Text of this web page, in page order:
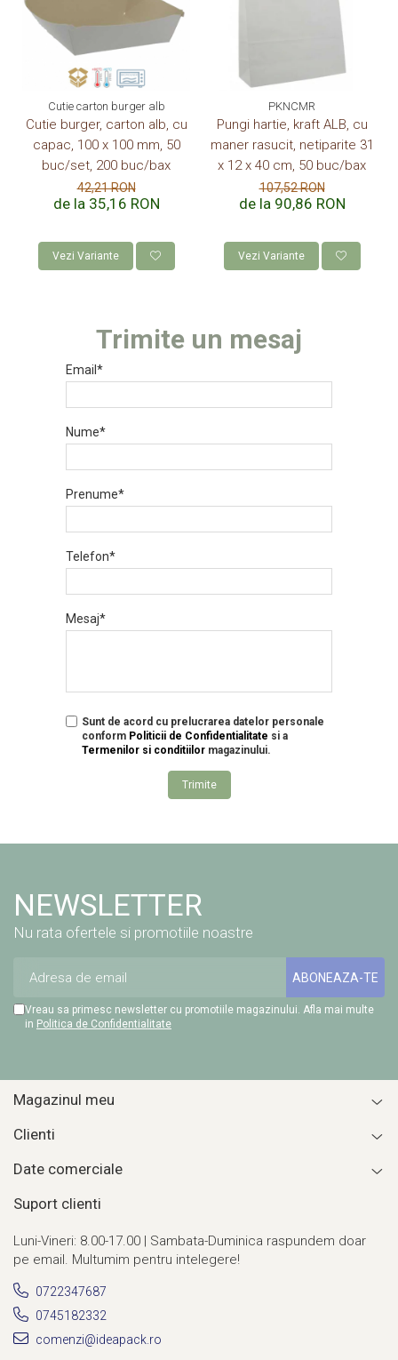
Cutie carton burger alb
Cutie burger, carton alb, cu
capac, 100 x 100 mm, 50
buc/set, 200 buc/bax
42,21 RON
de la 35,16 RON
Vezi Variante
PKNCMR
Pungi hartie, kraft ALB, cu
maner rasucit, netiparite 31
x 12 x 40 cm, 50 buc/bax
107,52 RON
de la 90,86 RON
Vezi Variante
Trimite un mesaj
Email*
Nume*
Prenume*
Telefon*
Mesaj*
Sunt de acord cu prelucrarea datelor personale
conform Politicii de Confidentialitate si a
Termenilor si conditiilor magazinului.
Trimite
NEWSLETTER
Nu rata ofertele si promotiile noastre
Vreau sa primesc newsletter cu promotiile magazinului. Afla mai multe
in Politica de Confidentialitate
Magazinul meu
Clienti
Date comerciale
Suport clienti
Luni-Vineri: 8.00-17.00 | Sambata-Duminica raspundem doar
pe email. Multumim pentru intelegere!
0722347687
0745182332
comenzi@ideapack.ro